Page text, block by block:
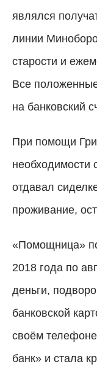
являлся
линии
старости и
Все
на банковский
При помощи
необходимости
отдавал
проживание,
«Помощница»
2018 года по
деньги,
банковской
своём
банк» и стала